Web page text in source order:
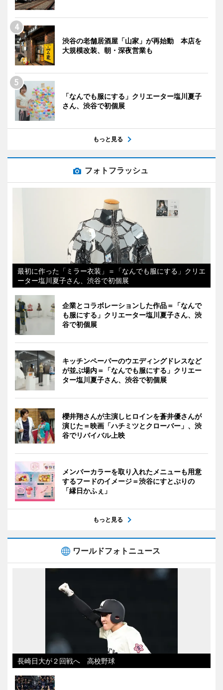
渋谷の老舗居酒屋「山家」が再始動 本店を
大規模改装、朝・深夜営業も
「なんでも服にする」クリエーター塩川夏子
さん、渋谷で初個展
もっと見る
フォトフラッシュ
最初に作った「ミラー衣装」＝「なんでも服にする」クリエ
ーター塩川夏子さん、渋谷で初個展
企業とコラボレーションした作品＝「なんで
も服にする」クリエーター塩川夏子さん、渋
谷で初個展
キッチンペーパーのウエディングドレスなど
が並ぶ場内＝「なんでも服にする」クリエー
ター塩川夏子さん、渋谷で初個展
櫻井翔さんが主演しヒロインを蒼井優さんが
演じた＝映画「ハチミツとクローバー」、渋
谷でリバイバル上映
メンバーカラーを取り入れたメニューも用意
するフードのイメージ＝渋谷にすとぷりの
「縁日かふぇ」
もっと見る
ワールドフォトニュース
長崎日大が２回戦へ 高校野球